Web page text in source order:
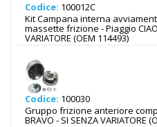
Codice: 100012C
Kit Campana interna
massette frizione - Piaggio CIAO
VARIATORE (OEM 114493)
Codice: 100030
Gruppo frizione anteriore
BRAVO - SI SENZA VARIATORE